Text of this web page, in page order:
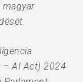
magyar
– AI Act) 2024